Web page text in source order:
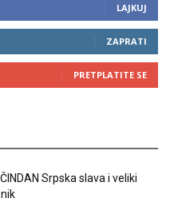
LAJKUJ
ZAPRATI
PRETPLATITE SE
Srpska slava i veliki